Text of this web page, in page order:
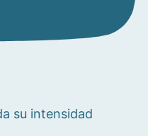
su intensidad